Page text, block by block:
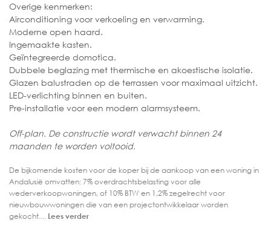
Overige kenmerken:
Airconditioning voor verkoeling en verwarming.
Moderne open haard.
Ingemaakte kasten.
Geïntegreerde domotica.
Dubbele beglazing met thermische en akoestische isolatie.
Glazen balustraden op de terrassen voor maximaal uitzicht.
LED-verlichting binnen en buiten.
Pre-installatie voor een modern alarmsysteem.
Off-plan. De constructie wordt verwacht binnen 24
maanden te worden voltooid.
De bijkomende kosten voor de koper bij de aankoop van een woning in
Andalusië omvatten: 7% overdrachtsbelasting voor alle
wederverkoopwoningen, of 10% BTW en 1,2% zegelrecht voor
nieuwbouwwoningen die van een projectontwikkelaar worden
gekocht.... Lees verder